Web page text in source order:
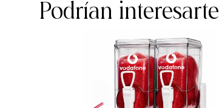
Podrían interesarte